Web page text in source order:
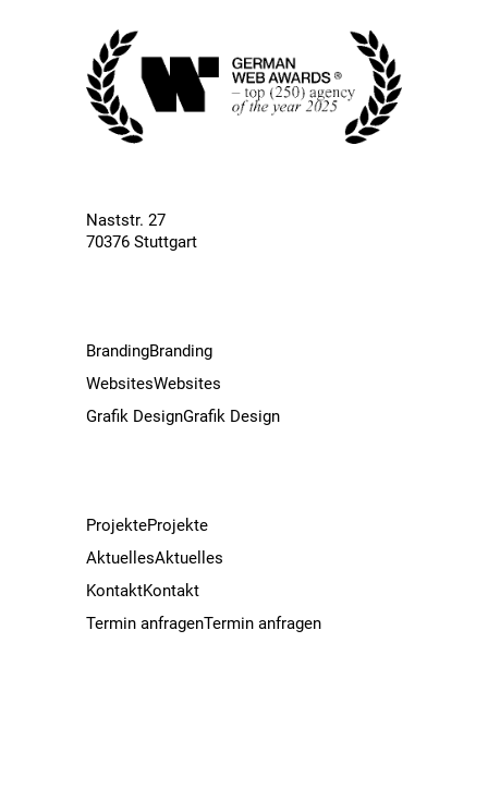
Naststr. 27
70376 Stuttgart
BrandingBranding
WebsitesWebsites
Grafik DesignGrafik Design
ProjekteProjekte
AktuellesAktuelles
KontaktKontakt
Termin anfragenTermin anfragen